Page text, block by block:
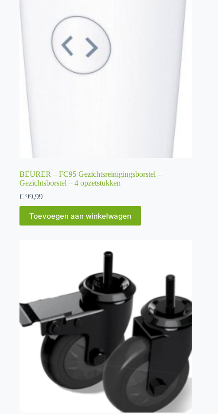
BEURER – FC95 Gezichtsreinigingsborstel –
Gezichtsborstel – 4 opzetstukken
€ 99,99
Toevoegen aan winkelwagen